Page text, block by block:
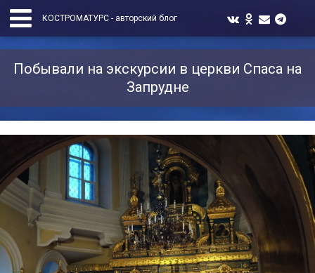
КОСТРОМАТУРС - авторский блог
Побывали на экскурсии в церкви Спаса на
Запрудне